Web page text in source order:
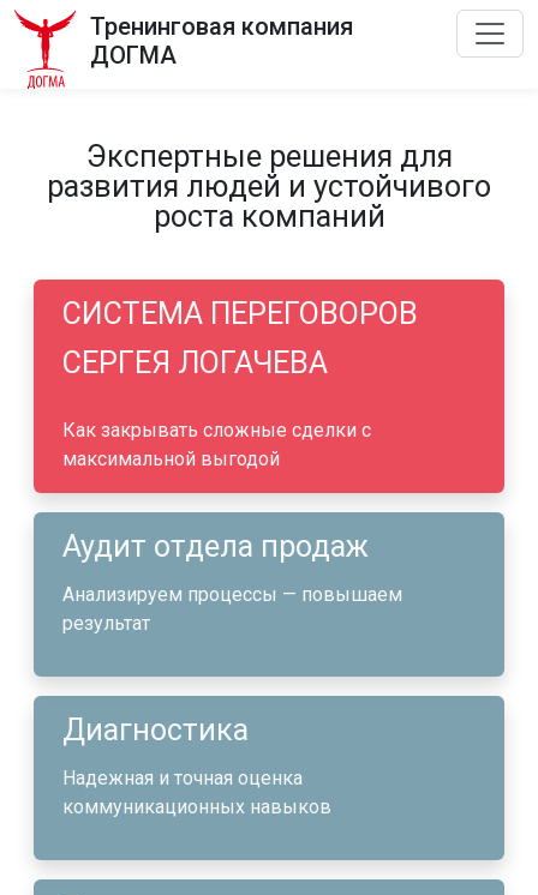
Тренинговая компания
ДОГМА
Экспертные решения для
развития людей и устойчивого
роста компаний
СИСТЕМА ПЕРЕГОВОРОВ
СЕРГЕЯ ЛОГАЧЕВА
Как закрывать сложные сделки с
максимальной выгодой
Аудит отдела продаж
Анализируем процессы — повышаем
результат
Диагностика
Надежная и точная оценка
коммуникационных навыков